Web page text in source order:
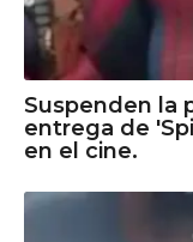
Suspenden la
entrega de
en el cine.